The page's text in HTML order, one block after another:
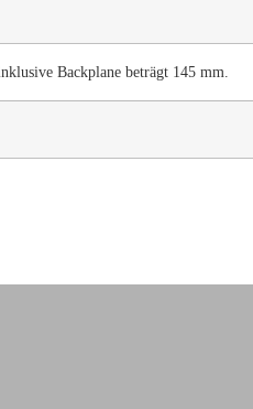
Backplane beträgt 145 mm.